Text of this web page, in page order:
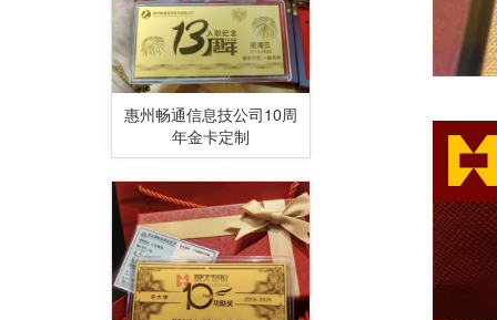
惠州畅通信息技公司10周
年金卡定制